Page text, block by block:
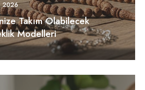
2026
Takım Olabilecek
Modelleri